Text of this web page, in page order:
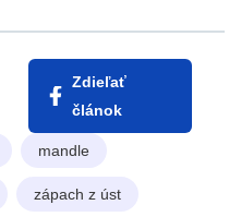
Zdieľať
článok
mandle
zápach z úst